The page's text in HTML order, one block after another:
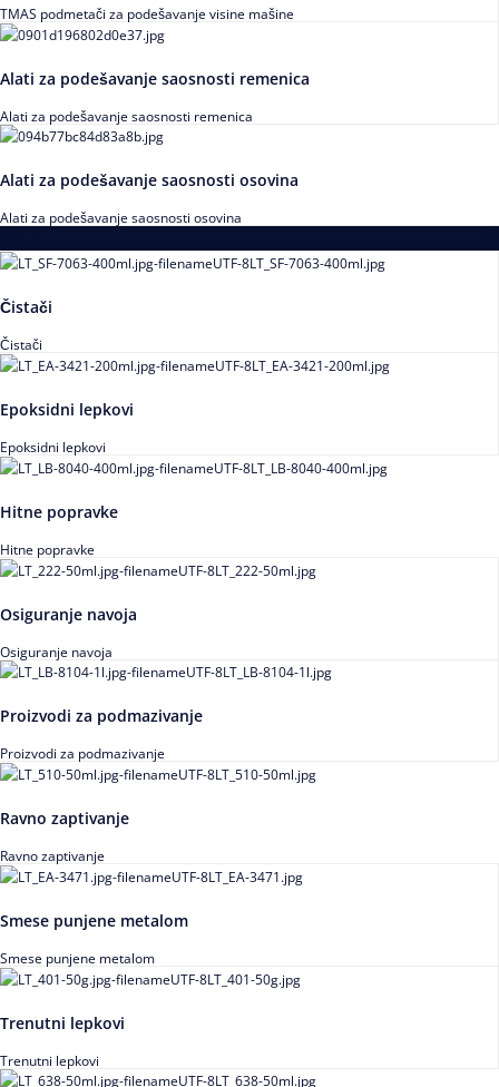
TMAS podmetači za podešavanje visine mašine
Alati za podešavanje saosnosti remenica
Alati za podešavanje saosnosti remenica
Alati za podešavanje saosnosti osovina
Alati za podešavanje saosnosti osovina
Čistači
Čistači
Epoksidni lepkovi
Epoksidni lepkovi
Hitne popravke
Hitne popravke
Osiguranje navoja
Osiguranje navoja
Proizvodi za podmazivanje
Proizvodi za podmazivanje
Ravno zaptivanje
Ravno zaptivanje
Smese punjene metalom
Smese punjene metalom
Trenutni lepkovi
Trenutni lepkovi